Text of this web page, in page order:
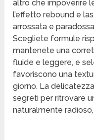
altro che impoverire
l’effetto rebound e
arrossata e
Scegliete formule
mantenete una
fluide e leggere, e
favoriscono una
giorno. La
segreti per ritrovare
naturalmente